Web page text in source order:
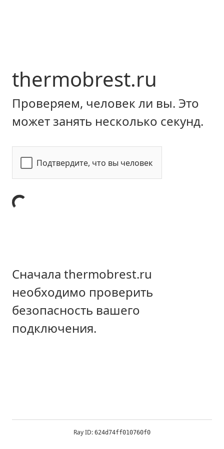
thermobrest.ru
Проверяем, человек ли вы. Это
может занять несколько секунд.
Подтвердите, что вы человек
Сначала thermobrest.ru
необходимо проверить
безопасность вашего
подключения.
Ray ID: 624d74ff010760f0